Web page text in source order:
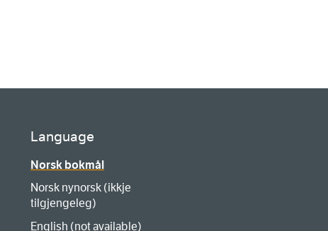
Language
Norsk bokmål
Norsk nynorsk (ikkje
tilgjengeleg)
English (not available)